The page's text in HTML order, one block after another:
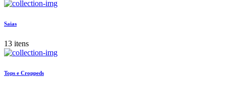
Saias
13 itens
Tops e Croppeds